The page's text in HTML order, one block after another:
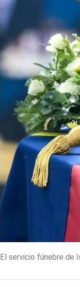
El servicio fúnebre de